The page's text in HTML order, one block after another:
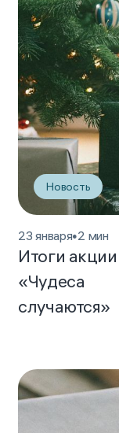
Новость
23 января•2 мин
Итоги акции
«Чудеса
случаются»